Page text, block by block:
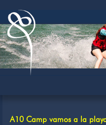
A10 Camp vamos a la